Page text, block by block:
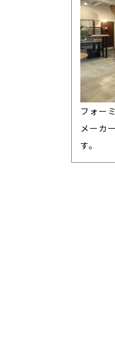
フォー
メーカ
す。